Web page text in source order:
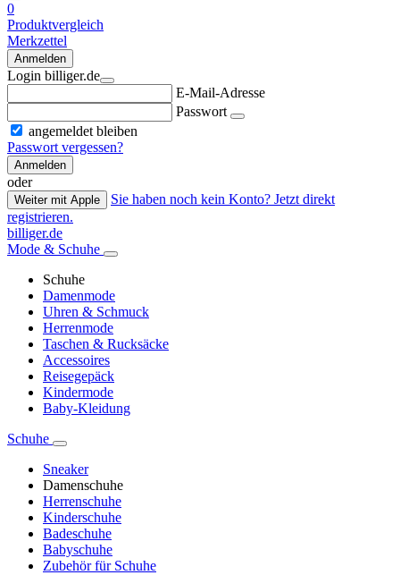
0
Produktvergleich
Merkzettel
Anmelden
Login billiger.de
E-Mail-Adresse
Passwort
angemeldet bleiben
Passwort vergessen?
Anmelden
oder
Weiter mit Apple
Sie haben noch kein Konto? Jetzt direkt
registrieren.
billiger.de
Mode & Schuhe
Schuhe
Damenmode
Uhren & Schmuck
Herrenmode
Taschen & Rucksäcke
Accessoires
Reisegepäck
Kindermode
Baby-Kleidung
Schuhe
Sneaker
Damenschuhe
Herrenschuhe
Kinderschuhe
Badeschuhe
Babyschuhe
Zubehör für Schuhe